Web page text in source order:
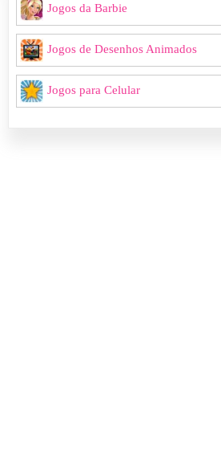
Jogos da Barbie
Jogos de Desenhos Animados
Jogos para Celular